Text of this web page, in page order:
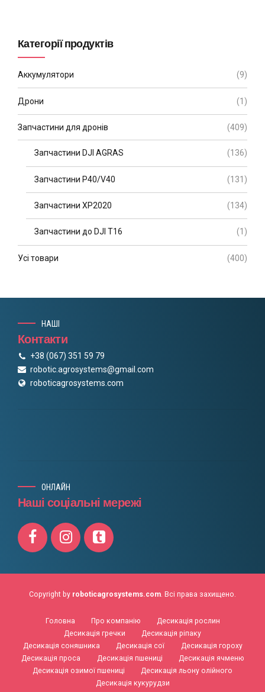
Категорії продуктів
Аккумулятори (9)
Дрони (1)
Запчастини для дронів (409)
Запчастини DJI AGRAS (136)
Запчастини P40/V40 (131)
Запчастини XP2020 (134)
Запчастини до DJI T16 (1)
Усі товари (400)
НАШІ
Контакти
+38 (067) 351 59 79
robotic.agrosystems@gmail.com
roboticagrosystems.com
ОНЛАЙН
Наші соціальні мережі
Copyright by roboticagrosystems.com. Всі права захищено.
Головна Про компанію
Десикація рослин
Десикація гречки
Десикація ріпаку
Десикація соняшника
Десикація сої
Десикація гороху
Десикація проса
Десикація пшениці
Десикація ячменю
Десикація озимої пшениці
Десикація льону олійного
Десикація кукурудзи